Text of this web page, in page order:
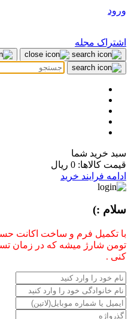
ورود
اشتراک مجله
سبد خرید شما
قیمت کالاها: 0 ریال
ادامه فرایند خرید
سلام :)
تومن شارژ میشه که در زمان
کنی .